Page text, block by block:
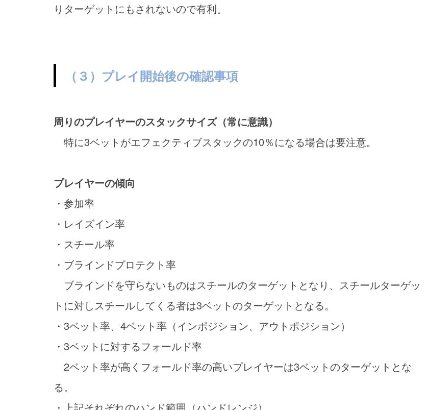
りターゲットにもされないので有利。
（３）プレイ開始後の確認事項
周りのプレイヤーのスタックサイズ（常に意識）
特に3ベットがエフェクティブスタックの10％になる場合は要注意。
プレイヤーの傾向
・参加率
・レイズイン率
・スチール率
・ブラインドプロテクト率
ブラインドを守らないものはスチールのターゲットとなり、スチールターゲッ
トに対しスチールしてくる者は3ベットのターゲットとなる。
・3ベット率、4ベット率（インポジション、アウトポジション）
・3ベットに対するフォールド率
2ベット率が高くフォールド率の高いプレイヤーは3ベットのターゲットとな
る。